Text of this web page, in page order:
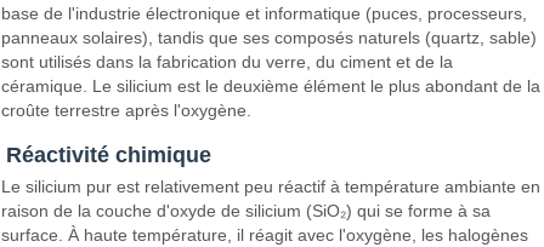
base de l'industrie électronique et informatique (puces, processeurs,
panneaux solaires), tandis que ses composés naturels (quartz, sable)
sont utilisés dans la fabrication du verre, du ciment et de la
céramique. Le silicium est le deuxième élément le plus abondant de la
croûte terrestre après l'oxygène.
Réactivité chimique
Le silicium pur est relativement peu réactif à température ambiante en
raison de la couche d'oxyde de silicium (SiO₂) qui se forme à sa
surface. À haute température, il réagit avec l'oxygène, les halogènes